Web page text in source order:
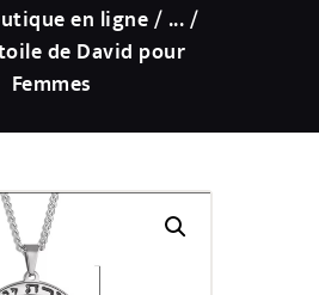
en ligne ...
de David pour
Femmes